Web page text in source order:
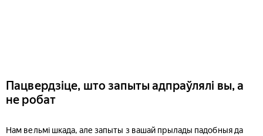
Пацвердзіце, што запыты адпраўлялі вы, а
не робат
Нам вельмі шкада, але запыты з вашай прылады падобныя да